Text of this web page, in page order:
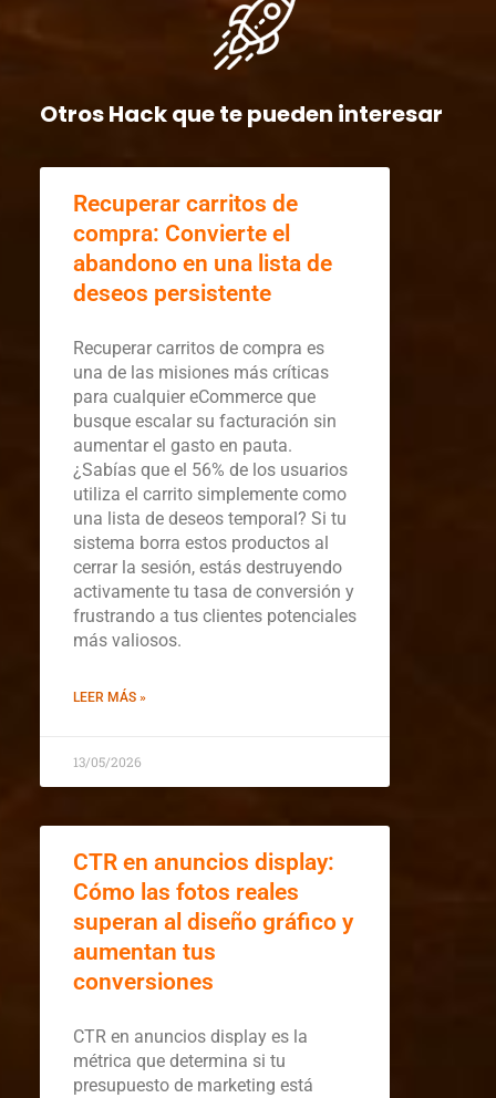
Otros Hack que te pueden interesar
Recuperar carritos de
compra: Convierte el
abandono en una lista de
deseos persistente
Recuperar carritos de compra es
una de las misiones más críticas
para cualquier eCommerce que
busque escalar su facturación sin
aumentar el gasto en pauta.
¿Sabías que el 56% de los usuarios
utiliza el carrito simplemente como
una lista de deseos temporal? Si tu
sistema borra estos productos al
cerrar la sesión, estás destruyendo
activamente tu tasa de conversión y
frustrando a tus clientes potenciales
más valiosos.
LEER MÁS »
13/05/2026
CTR en anuncios display:
Cómo las fotos reales
superan al diseño gráfico y
aumentan tus
conversiones
CTR en anuncios display es la
métrica que determina si tu
presupuesto de marketing está